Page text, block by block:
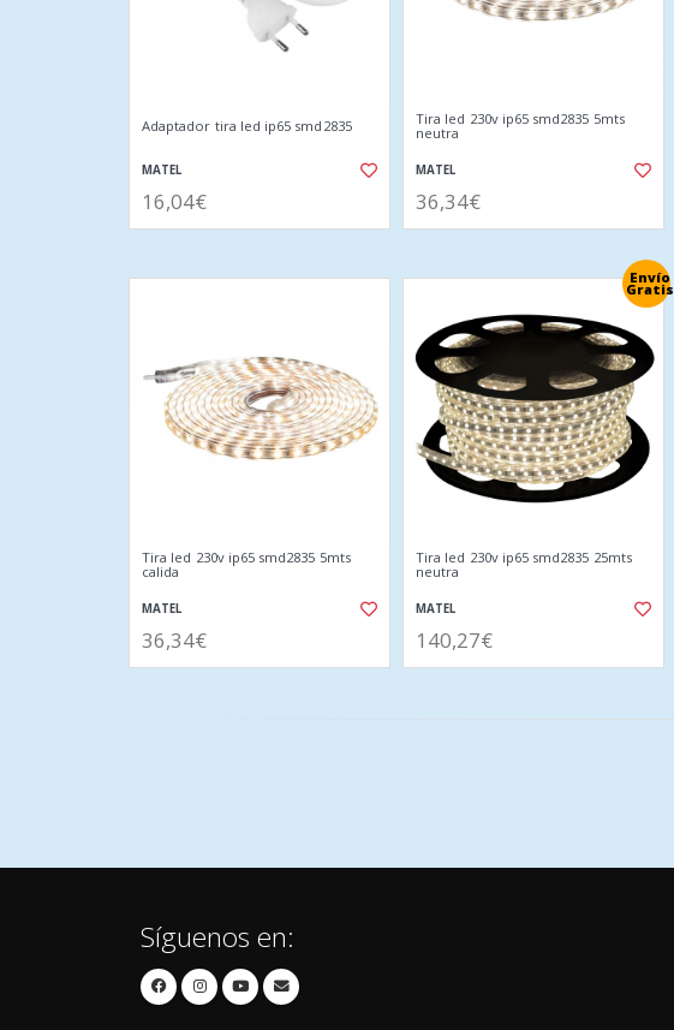
Adaptador tira led ip65 smd2835
MATEL
16,04€
Tira led 230v ip65 smd2835 5mts
neutra
MATEL
36,34€
Tira led 230v ip65 smd2835 5mts
calida
MATEL
36,34€
Envío
Gratis
Tira led 230v ip65 smd2835 25mts
neutra
MATEL
140,27€
Síguenos en: